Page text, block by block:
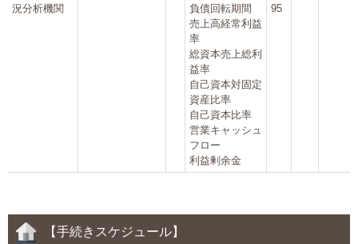
況分析機関
負債回転期間
売上高経常利益
率
総資本売上総利
益率
自己資本対固定
資産比率
自己資本比率
営業キャッシュ
フロー
利益剰余金
95
【手続きスケジュール】